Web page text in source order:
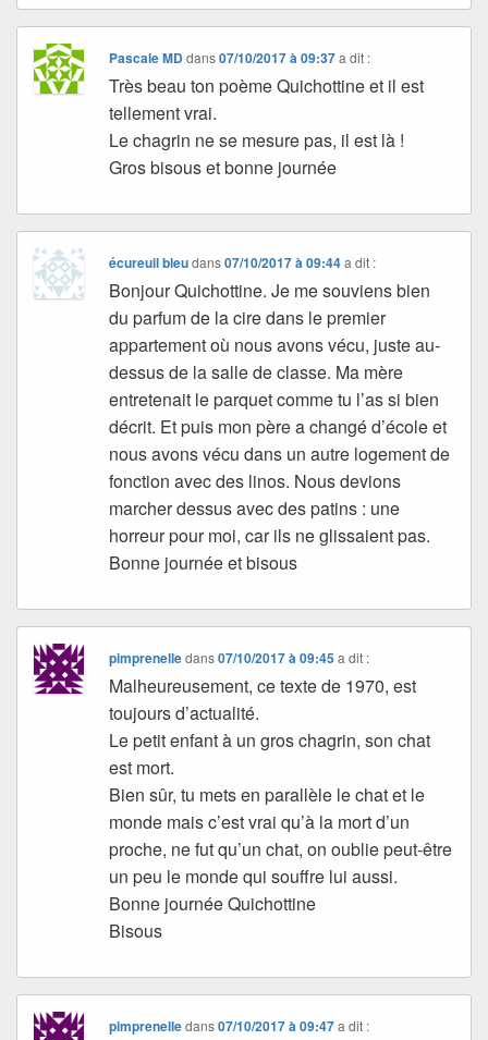
Pascale MDdans07/10/2017 à 09:37 a dit :
Très beau ton poème Quichottine et il est
tellement vrai.
Le chagrin ne se mesure pas, il est là !
Gros bisous et bonne journée
écureuil bleudans07/10/2017 à 09:44 a dit :
Bonjour Quichottine. Je me souviens bien
du parfum de la cire dans le premier
appartement où nous avons vécu, juste au-
dessus de la salle de classe. Ma mère
entretenait le parquet comme tu l’as si bien
décrit. Et puis mon père a changé d’école et
nous avons vécu dans un autre logement de
fonction avec des linos. Nous devions
marcher dessus avec des patins : une
horreur pour moi, car ils ne glissaient pas.
Bonne journée et bisous
pimprenelledans07/10/2017 à 09:45 a dit :
Malheureusement, ce texte de 1970, est
toujours d’actualité.
Le petit enfant à un gros chagrin, son chat
est mort.
Bien sûr, tu mets en parallèle le chat et le
monde mais c’est vrai qu’à la mort d’un
proche, ne fut qu’un chat, on oublie peut-être
un peu le monde qui souffre lui aussi.
Bonne journée Quichottine
Bisous
pimprenelledans07/10/2017 à 09:47 a dit :